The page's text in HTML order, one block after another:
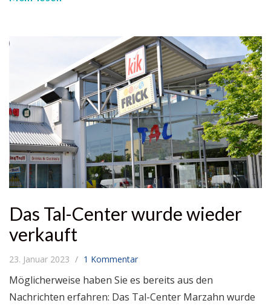
Das Tal-Center wurde wieder
verkauft
23. Januar 2023 1 Kommentar
Möglicherweise haben Sie es bereits aus den
Nachrichten erfahren: Das Tal-Center Marzahn wurde